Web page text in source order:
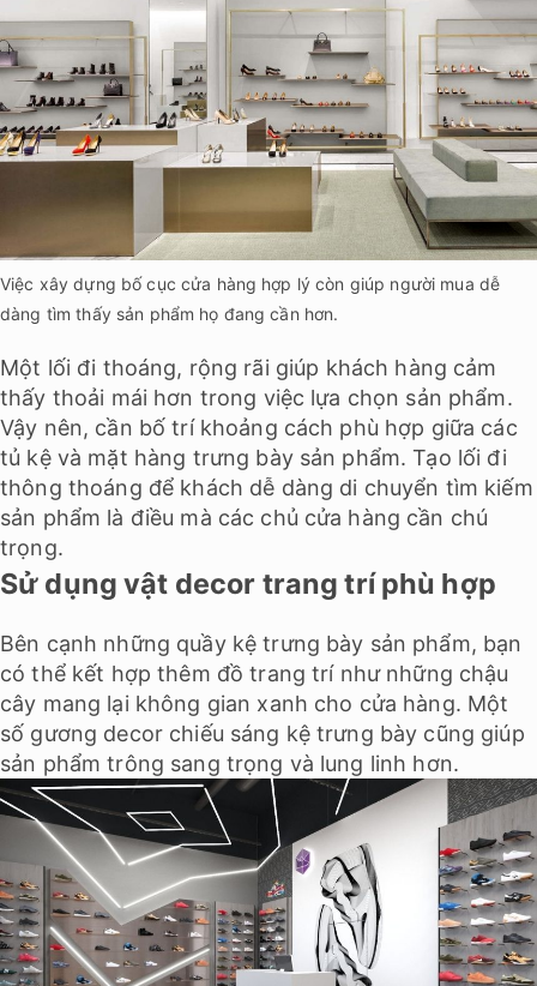
Việc xây dựng bố cục cửa hàng hợp lý còn giúp người mua dễ
dàng tìm thấy sản phẩm họ đang cần hơn.
Một lối đi thoáng, rộng rãi giúp khách hàng cảm
thấy thoải mái hơn trong việc lựa chọn sản phẩm.
Vậy nên, cần bố trí khoảng cách phù hợp giữa các
tủ kệ và mặt hàng trưng bày sản phẩm. Tạo lối đi
thông thoáng để khách dễ dàng di chuyển tìm kiếm
sản phẩm là điều mà các chủ cửa hàng cần chú
trọng.
Sử dụng vật decor trang trí phù hợp
Bên cạnh những quầy kệ trưng bày sản phẩm, bạn
có thể kết hợp thêm đồ trang trí như những chậu
cây mang lại không gian xanh cho cửa hàng. Một
số gương decor chiếu sáng kệ trưng bày cũng giúp
sản phẩm trông sang trọng và lung linh hơn.